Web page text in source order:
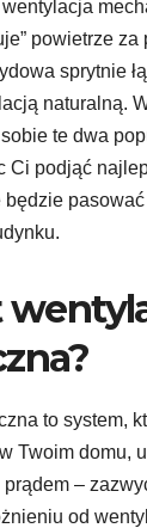
powietrze za
sprytnie
naturalną.
te dwa
Ci podjąć
to system,
Twoim domu,
–
od